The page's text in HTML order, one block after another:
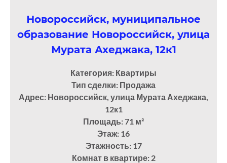
Новороссийск, муниципальное
образование Новороссийск, улица
Мурата Ахеджака, 12к1
Категория: Квартиры
Тип сделки: Продажа
Адрес: Новороссийск, улица Мурата Ахеджака,
12к1
Площадь: 71 м²
Этаж: 16
Этажность: 17
Комнат в квартире: 2